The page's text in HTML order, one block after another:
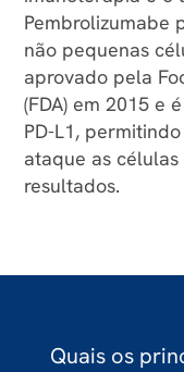
Pembrolizumabe
não pequenas
aprovado pela
(FDA) em 2015 e
PD-L1,
ataque as
resultados.
Quais os